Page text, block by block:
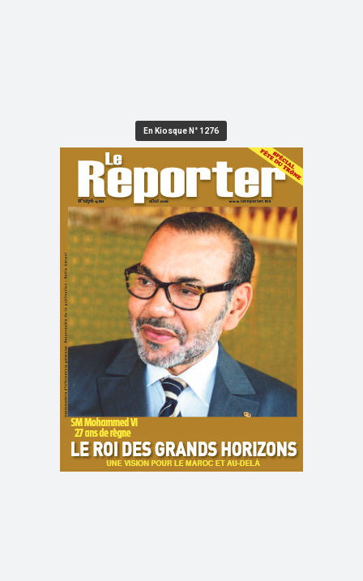
En Kiosque N° 1276